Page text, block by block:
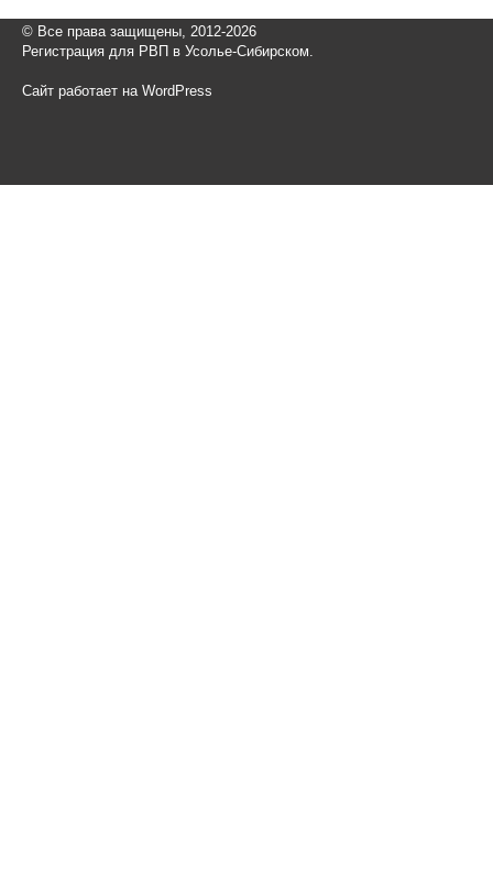
© Все права защищены, 2012-2026
Регистрация для РВП в Усолье-Сибирском.
Сайт работает на WordPress